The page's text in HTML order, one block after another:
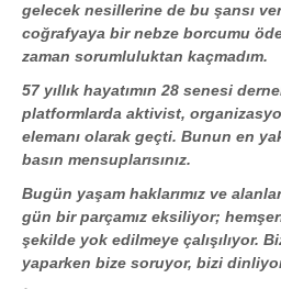
gelecek nesillerine de bu şansı
coğrafyaya bir nebze borcumu
zaman sorumluluktan kaçmadım.
57 yıllık hayatımın 28 senesi
platformlarda aktivist,
elemanı olarak geçti. Bunun en
basın mensuplarısınız.
Bugün yaşam haklarımız ve
gün bir parçamız eksiliyor;
şekilde yok edilmeye çalışılıyor.
yaparken bize soruyor, bizi